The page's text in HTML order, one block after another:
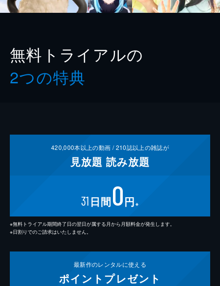
無料トライアルの
2つの特典
420,000本以上の動画 /210誌以上の雑誌が
見放題 読み放題
31 日間0円 ※
※無料トライアル期間終了日の翌日が属する月から月額料金が発生します。
※日割りでのご請求はいたしません。
最新作のレンタルに使える
ポイント プレゼント